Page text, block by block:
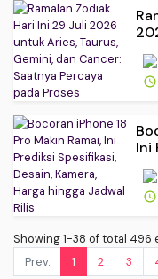
Ini
Showing 1-38 of total 496
Prev.
1 2 3